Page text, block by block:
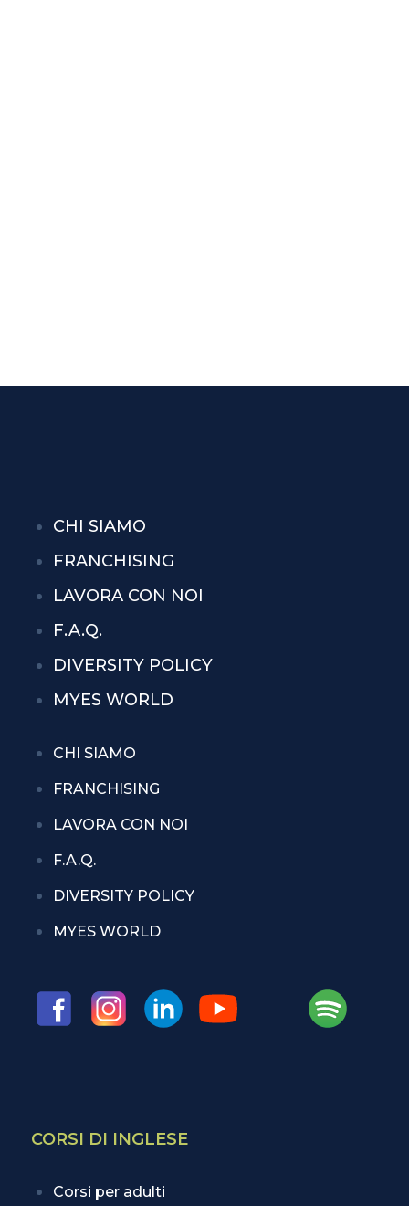
CHI SIAMO
FRANCHISING
LAVORA CON NOI
F.A.Q.
DIVERSITY POLICY
MYES WORLD
CHI SIAMO
FRANCHISING
LAVORA CON NOI
F.A.Q.
DIVERSITY POLICY
MYES WORLD
CORSI DI INGLESE
Corsi per adulti